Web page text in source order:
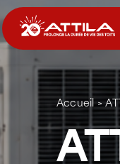
Passer
au
contenu
Accueil>